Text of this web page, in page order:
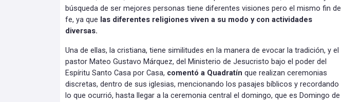
búsqueda de ser mejores personas tiene diferentes visiones pero el mismo fin de
fe, ya que las diferentes religiones viven a su modo y con actividades
diversas.
Una de ellas, la cristiana, tiene similitudes en la manera de evocar la tradición, y el
pastor Mateo Gustavo Márquez, del Ministerio de Jesucristo bajo el poder del
Espíritu Santo Casa por Casa, comentó a Quadratín que realizan ceremonias
discretas, dentro de sus iglesias, mencionando los pasajes bíblicos y recordando
lo que ocurrió, hasta llegar a la ceremonia central el domingo, que es Domingo de